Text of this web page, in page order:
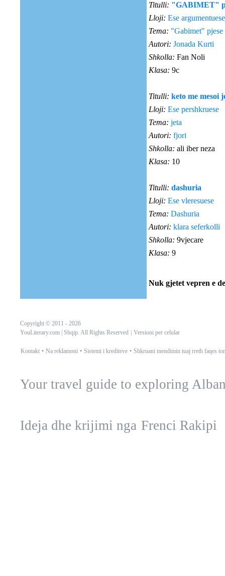
Titulli: "GABIMET"
Lloji: Ese argumentuese
Tema: "Gabimet" pjese
Autori: Jonada Kurti
Shkolla: Fan Noli
Klasa: 9c
Titulli: keto me mesoi
Lloji: Ese pershkruese
Tema: jeta
Autori: fjori
Shkolla: ali iber neza
Klasa: 10
Titulli: dashuria
Lloji: Ese vleresuese
Tema: Dashuria
Autori: klara seferkolli
Shkolla: 9vjecare
Klasa: 9
Nuk gjetet vepren e
Copyright © 2011 - 2026
YouLiterary.com | Shqip. All Rights Reserved
Versioni per celular
Kontakt • Na reklamoni • Sistemi i krediteve • Shkruani mendimin tuaj rreth faqes
Your travel guide to exploring
Ideja dhe krijimi nga Frenci Rakipi